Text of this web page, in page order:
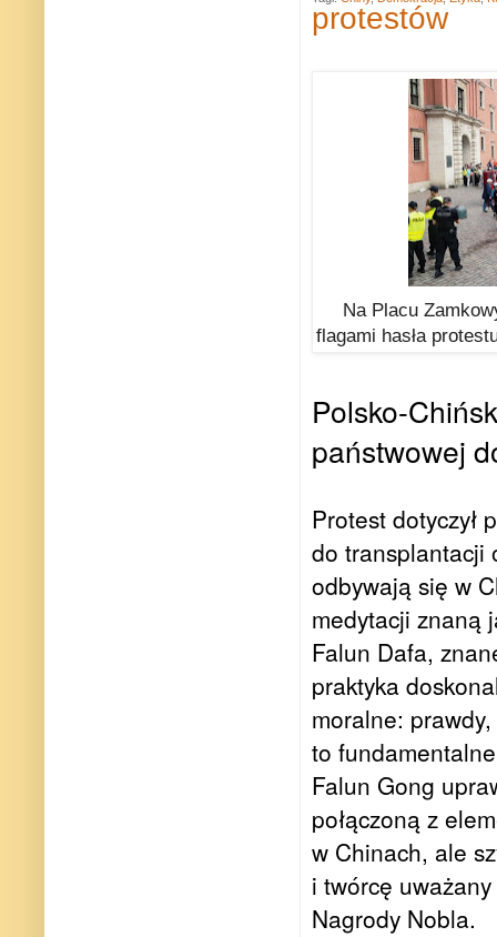
protestów
Na Placu
flagami hasła
Polsko-
państwowej
Protest dotyczył
do transplantacji
odbywają się w
medytacji znaną
Falun Dafa,
praktyka
moralne:
to
Falun Gong
połączoną z
w Chinach, ale
i twórcę
Nagrody Nobla.